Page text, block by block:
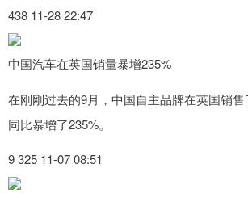
438 11-28 22:47
中国汽车在英国销量暴增235%
在刚刚过去的9月，中国自主品牌在英国销
同比暴增了235%。
9 325 11-07 08:51